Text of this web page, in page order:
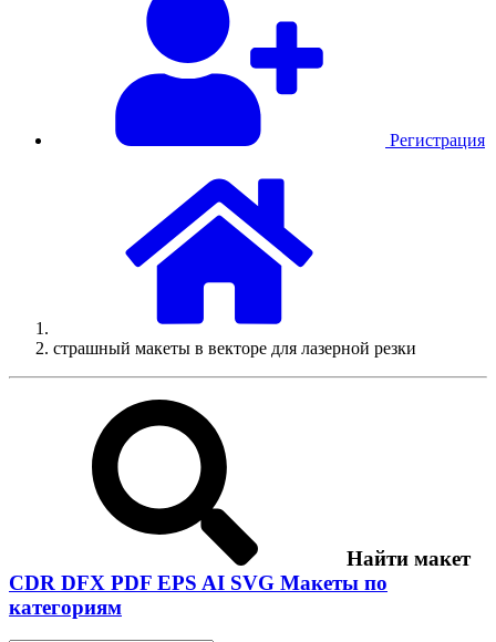
Регистрация
страшный макеты в векторе для лазерной резки
Найти макет
CDR DFX PDF EPS AI SVG Макеты по
категориям